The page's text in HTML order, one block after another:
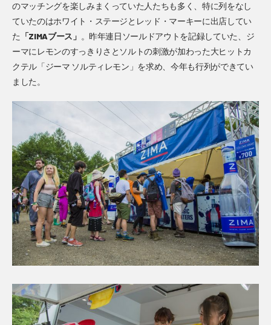
のマッチングを楽しみまくっていた人たちも多く、特に列をなし
ていたのはホワイト・ステージとレッド・マーキーに出店してい
た 「ZIMAブース」 。昨年連日ソールドアウトを記録していた、ジ
ーマにレモンのすっきりさとソルトの刺激が加わった大ヒットカ
クテル「ジーマ ソルティレモン」を求め、今年も行列ができてい
ました。